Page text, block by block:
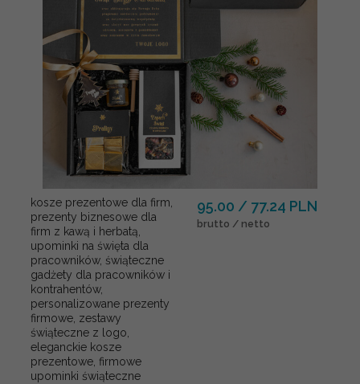
kosze prezentowe dla firm,
prezenty biznesowe dla
firm z kawą i herbatą,
upominki na święta dla
pracowników, świąteczne
gadżety dla pracowników i
kontrahentów,
personalizowane prezenty
firmowe, zestawy
świąteczne z logo,
eleganckie kosze
prezentowe, firmowe
upominki świąteczne
95.00 / 77.24 PLN
brutto / netto